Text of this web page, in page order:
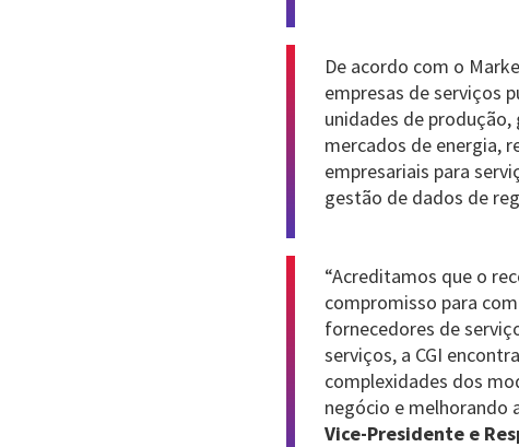
De acordo com o
empresas de serviços
unidades de
mercados de energia,
empresariais para
gestão de dados de
“Acreditamos que o
compromisso para
fornecedores de
serviços, a CGI
complexidades dos
negócio e melhorando
Vice-Presidente e